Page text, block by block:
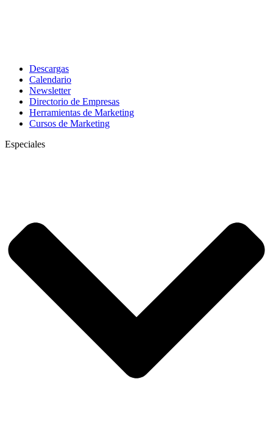
Descargas
Calendario
Newsletter
Directorio de Empresas
Herramientas de Marketing
Cursos de Marketing
Especiales